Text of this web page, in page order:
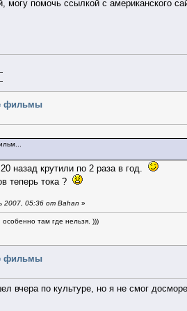
могу помочь ссылкой с американского
фильмы
назад крутили по 2 раза в год.
теперь тока ?
2007, 05:36 от Bahan »
там где нельзя. )))
фильмы
вчера по культуре, но я не смог